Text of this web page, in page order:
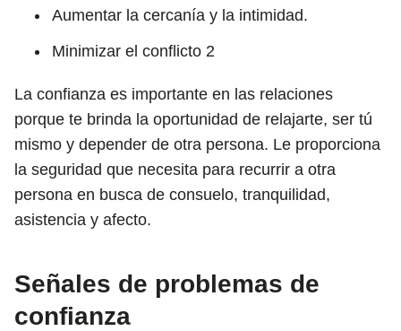
Aumentar la cercanía y la intimidad.
Minimizar el conflicto 2
La confianza es importante en las relaciones
porque te brinda la oportunidad de relajarte, ser tú
mismo y depender de otra persona. Le proporciona
la seguridad que necesita para recurrir a otra
persona en busca de consuelo, tranquilidad,
asistencia y afecto.
Señales de problemas de
confianza